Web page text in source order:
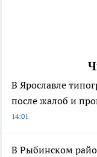
В Ярославле
после жалоб и
14:01
В Рыбинском